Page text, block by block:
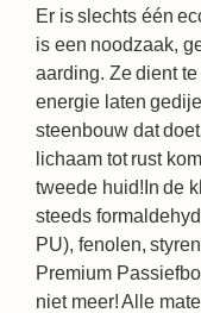
Er is slechts één
is een noodzaak,
aarding. Ze dient te
energie laten
steenbouw dat
lichaam tot rust
tweede huid!In de
steeds
PU), fenolen,
Premium
niet meer! Alle